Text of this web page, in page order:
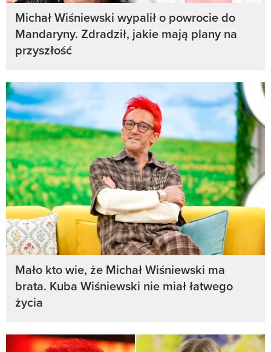
Michał Wiśniewski wypalił o powrocie do
Mandaryny. Zdradził, jakie mają plany na
przyszłość
Mało kto wie, że Michał Wiśniewski ma
brata. Kuba Wiśniewski nie miał łatwego
życia